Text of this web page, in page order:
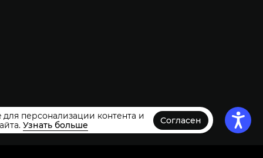
персонализации контента и
Узнать больше Согласен